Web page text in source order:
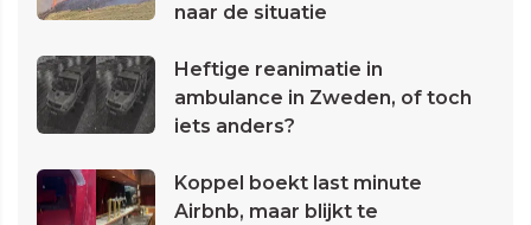
naar de situatie
Heftige reanimatie in
ambulance in Zweden, of toch
iets anders?
Koppel boekt last minute
Airbnb, maar blijkt te